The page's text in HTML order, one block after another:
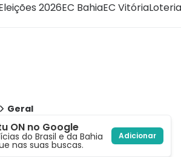
2026EC BahiaEC Vitória
Geral
ON no Google
do Brasil e da Bahia
nas suas buscas.
Adicionar